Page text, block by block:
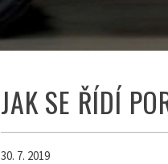
JAK SE ŘÍDÍ
30. 7. 2019